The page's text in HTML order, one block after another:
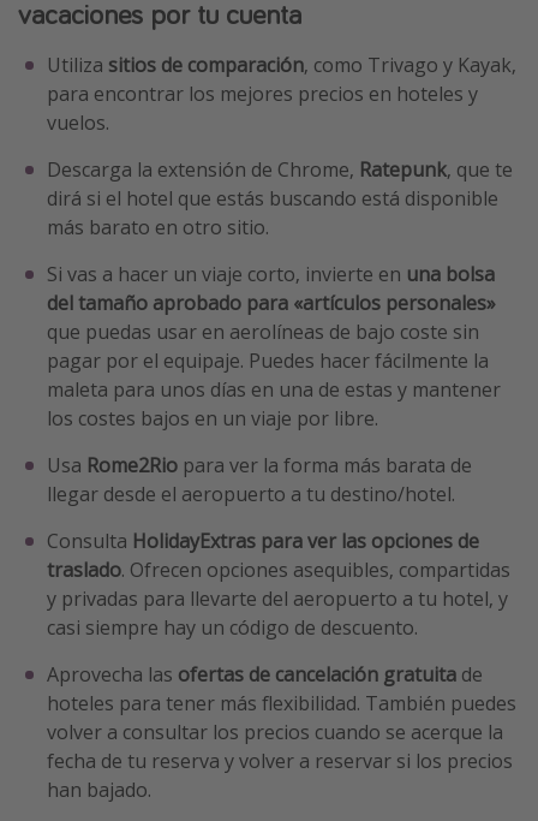
vacaciones por tu cuenta
Utiliza sitios de comparación, como Trivago y Kayak,
para encontrar los mejores precios en hoteles y
vuelos.
Descarga la extensión de Chrome, Ratepunk, que te
dirá si el hotel que estás buscando está disponible
más barato en otro sitio.
Si vas a hacer un viaje corto, invierte en una bolsa
del tamaño aprobado para «artículos personales»
que puedas usar en aerolíneas de bajo coste sin
pagar por el equipaje. Puedes hacer fácilmente la
maleta para unos días en una de estas y mantener
los costes bajos en un viaje por libre.
Usa Rome2Rio para ver la forma más barata de
llegar desde el aeropuerto a tu destino/hotel.
Consulta HolidayExtras para ver las opciones de
traslado. Ofrecen opciones asequibles, compartidas
y privadas para llevarte del aeropuerto a tu hotel, y
casi siempre hay un código de descuento.
Aprovecha las ofertas de cancelación gratuita de
hoteles para tener más flexibilidad. También puedes
volver a consultar los precios cuando se acerque la
fecha de tu reserva y volver a reservar si los precios
han bajado.